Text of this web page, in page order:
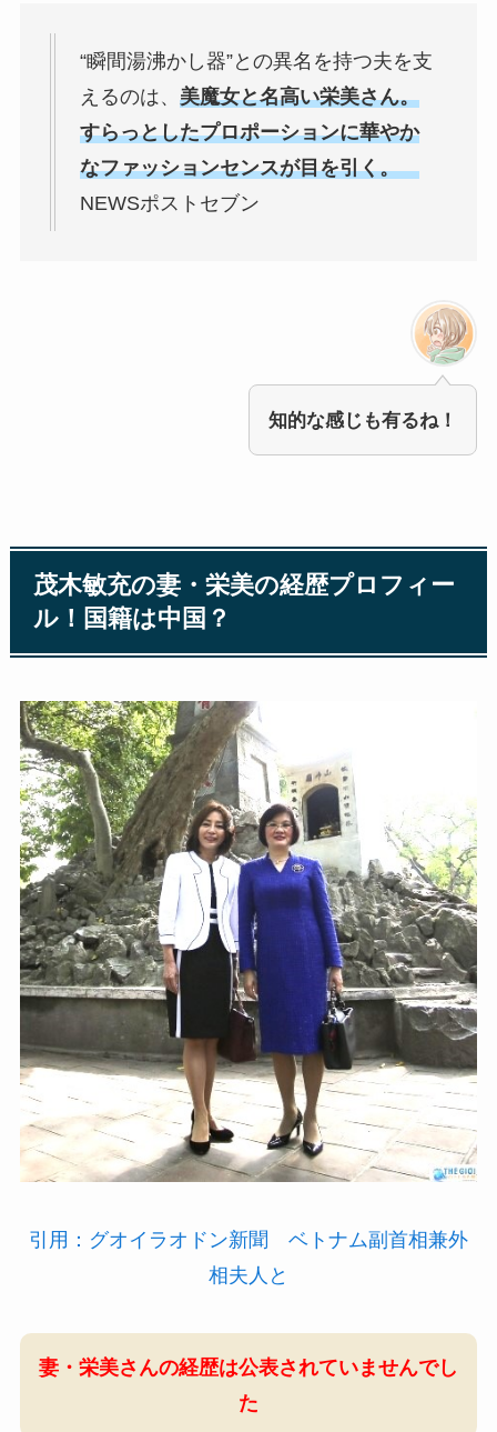
“瞬間湯沸かし器”との異名を持つ夫を支
えるのは、 美魔女と名高い栄美さん。
すらっとしたプロポーションに華やか
なファッションセンスが目を引く。
NEWSポストセブン
知的な感じも有るね！
茂木敏充の妻・栄美の経歴プロフィー
ル！国籍は中国？
引用：グオイラオドン新聞 ベトナム副首相兼外
相夫人と
妻・栄美さんの経歴は公表されていませんでし
た